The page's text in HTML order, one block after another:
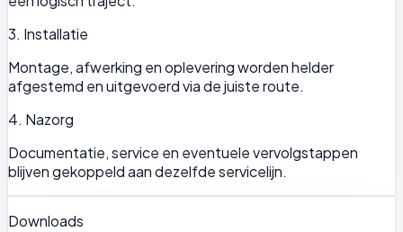
3. Installatie
Montage, afwerking en oplevering worden helder
afgestemd en uitgevoerd via de juiste route.
4. Nazorg
Documentatie, service en eventuele vervolgstappen
blijven gekoppeld aan dezelfde servicelijn.
Downloads